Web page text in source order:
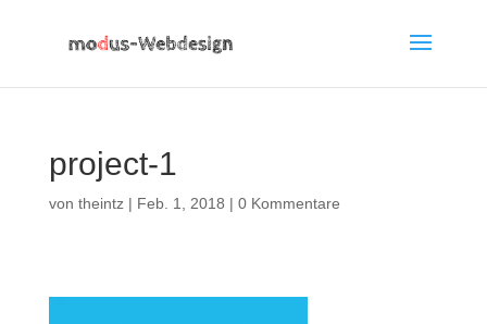
project-1
von theintz| Feb. 1, 2018 | 0 Kommentare